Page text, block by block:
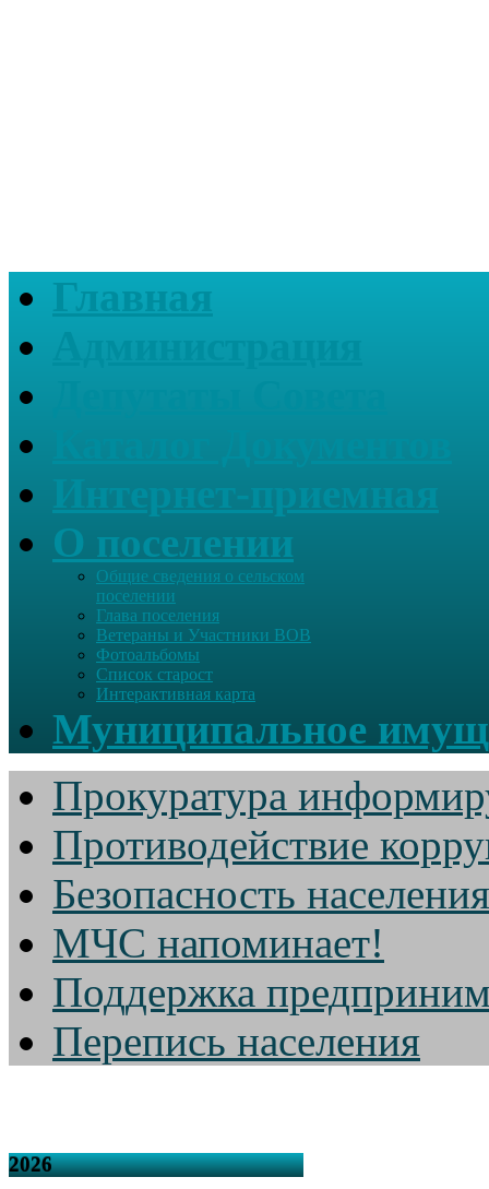
Главная
О поселении
Общие сведения о сельском
поселении
Глава поселения
Ветераны и Участники ВОВ
Фотоальбомы
Список старост
Интерактивная карта
Муниципальное
Прокуратура
Противодействие
Безопасность населения
МЧС напоминает!
Поддержка
Перепись населения
2026